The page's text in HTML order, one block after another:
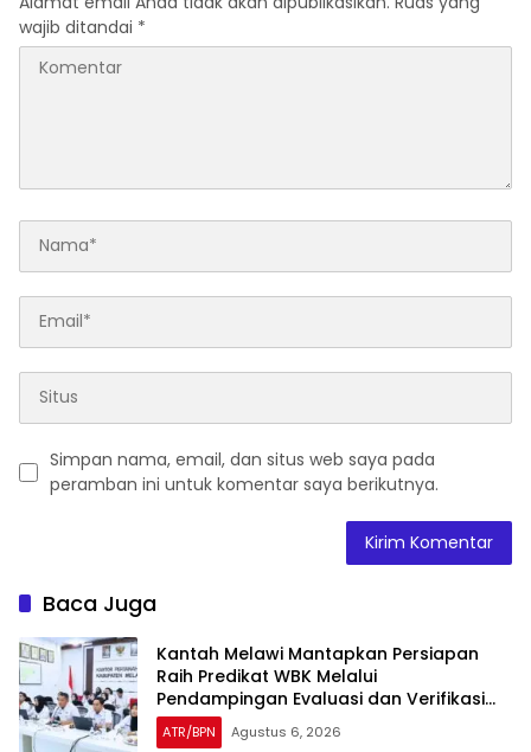
wajib ditandai *
Simpan nama, email, dan situs web saya pada
peramban ini untuk komentar saya berikutnya.
Baca Juga
Kantah Melawi Mantapkan Persiapan
Raih Predikat WBK Melalui
Pendampingan Evaluasi dan Verifikasi
Lapangan
ATR/BPN Agustus 6, 2026